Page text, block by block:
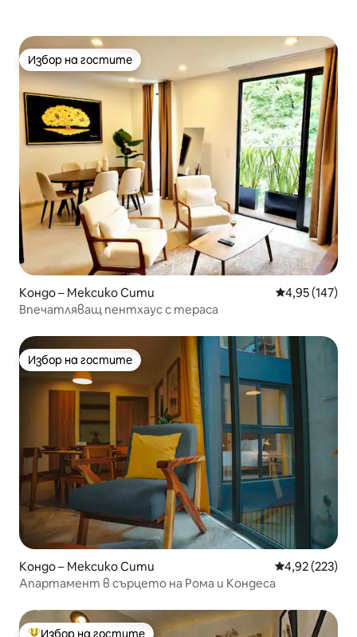
Избор на гостите
Избор на гостите
Кондо – Мексико Сити Средна
4,95 (147)
Впечатляващ пентхаус с тераса
Избор на гостите
Избор на гостите
Кондо – Мексико Сити Средна
4,92 (223)
Апартамент в сърцето на Рома и Кондеса
Избор на гостите